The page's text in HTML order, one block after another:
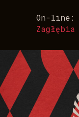
On-line:
Zagłębia